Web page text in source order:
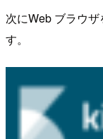
次にWeb ブラウ
す。